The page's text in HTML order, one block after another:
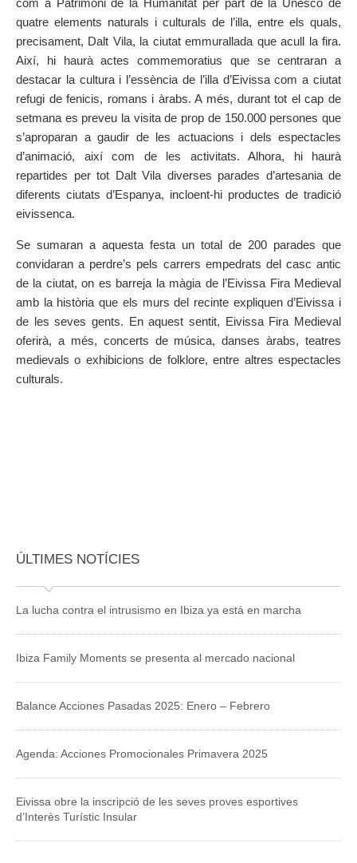
quatre elements naturals i culturals de l’illa, entre els quals,
precisament, Dalt Vila, la ciutat emmurallada que acull la fira.
Així, hi haurà actes commemoratius que se centraran a
destacar la cultura i l’essència de l’illa d’Eivissa com a ciutat
refugi de fenicis, romans i àrabs. A més, durant tot el cap de
setmana es preveu la visita de prop de 150.000 persones que
s’aproparan a gaudir de les actuacions i dels espectacles
d’animació, així com de les activitats. Alhora, hi haurà
repartides per tot Dalt Vila diverses parades d’artesania de
diferents ciutats d’Espanya, incloent-hi productes de tradició
eivissenca.
Se sumaran a aquesta festa un total de 200 parades que
convidaran a perdre’s pels carrers empedrats del casc antic
de la ciutat, on es barreja la màgia de l’Eivissa Fira Medieval
amb la història que els murs del recinte expliquen d’Eivissa i
de les seves gents. En aquest sentit, Eivissa Fira Medieval
oferirà, a més, concerts de música, danses àrabs, teatres
medievals o exhibicions de folklore, entre altres espectacles
culturals.
ÚLTIMES NOTÍCIES
La lucha contra el intrusismo en Ibiza ya está en marcha
Ibiza Family Moments se presenta al mercado nacional
Balance Acciones Pasadas 2025: Enero – Febrero
Agenda: Acciones Promocionales Primavera 2025
Eivissa obre la inscripció de les seves proves esportives
d’Interès Turístic Insular